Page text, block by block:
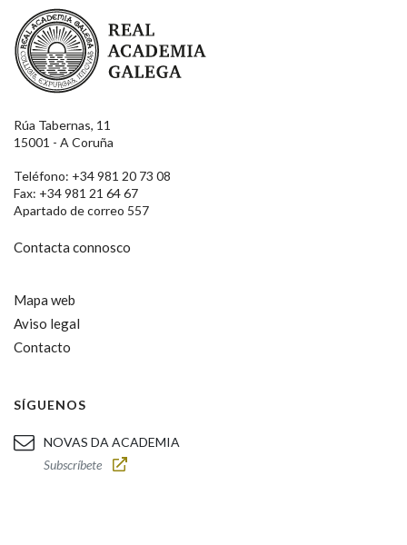
Real Academia Galega
Rúa Tabernas, 11
15001 - A Coruña
Teléfono: +34 981 20 73 08
Fax: +34 981 21 64 67
Apartado de correo 557
Contacta connosco
Mapa web
Aviso legal
Contacto
SÍGUENOS
NOVAS DA ACADEMIA
Subscríbete